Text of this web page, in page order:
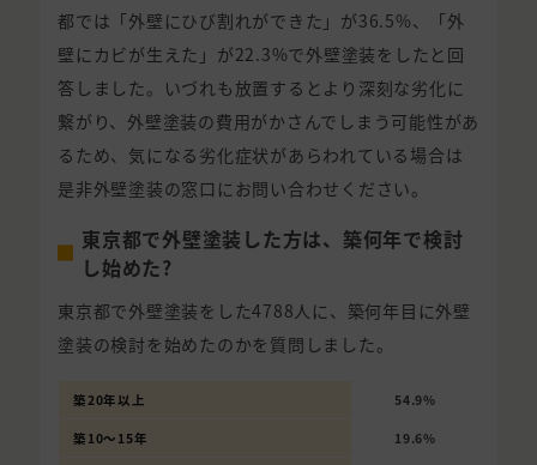
都では「外壁にひび割れができた」が36.5%、「外
壁にカビが生えた」が22.3%で外壁塗装をしたと回
答しました。いづれも放置するとより深刻な劣化に
繋がり、外壁塗装の費用がかさんでしまう可能性があ
るため、気になる劣化症状があらわれている場合は
是非外壁塗装の窓口にお問い合わせください。
東京都で外壁塗装した方は、築何年で検討
し始めた?
東京都で外壁塗装をした4788人に、築何年目に外壁
塗装の検討を始めたのかを質問しました。
築20年以上 54.9%
築10〜15年 19.6%